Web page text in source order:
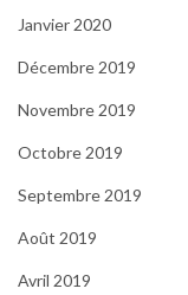
Janvier 2020
Décembre 2019
Novembre 2019
Octobre 2019
Septembre 2019
Août 2019
Avril 2019